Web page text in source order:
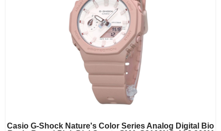
Casio G-Shock Nature's Color Series Analog Digital Bio